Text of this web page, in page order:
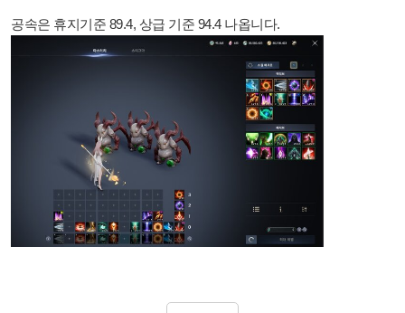
공속은 휴지기준 89.4, 상급 기준 94.4 나옵니다.